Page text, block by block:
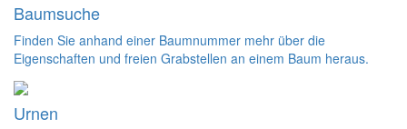
Baumsuche
Finden Sie anhand einer Baumnummer mehr über die
Eigenschaften und freien Grabstellen an einem Baum heraus.
Urnen